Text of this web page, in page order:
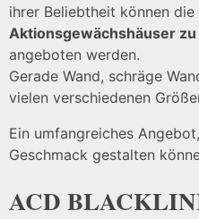
ihrer Beliebtheit können die
Aktionsgewächshäuser
angeboten werden.
Gerade Wand, schräge
vielen verschiedenen
Ein umfangreiches
Geschmack gestalten
ACD